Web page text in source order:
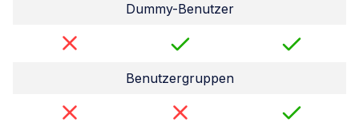
Dummy-Benutzer
Benutzergruppen